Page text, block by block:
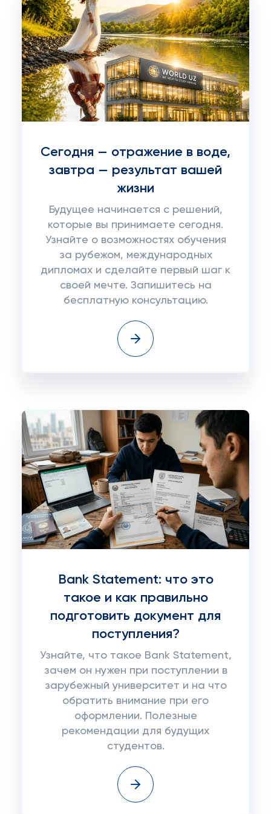
Сегодня — отражение в воде,
завтра — результат вашей
жизни
Будущее начинается с решений,
которые вы принимаете сегодня.
Узнайте о возможностях обучения
за рубежом, международных
дипломах и сделайте первый шаг к
своей мечте. Запишитесь на
бесплатную консультацию.
Bank Statement: что это
такое и как правильно
подготовить документ для
поступления?
Узнайте, что такое Bank Statement,
зачем он нужен при поступлении в
зарубежный университет и на что
обратить внимание при его
оформлении. Полезные
рекомендации для будущих
студентов.